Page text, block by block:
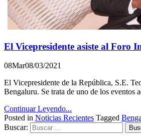
El Vicepresidente asiste al Foro
08Mar08/03/2021
El Vicepresidente de la República, S.E.
Bengaluru. Se trata de uno de los
Continuar Leyendo...
Posted in Noticias Recientes Tagged
Buscar: